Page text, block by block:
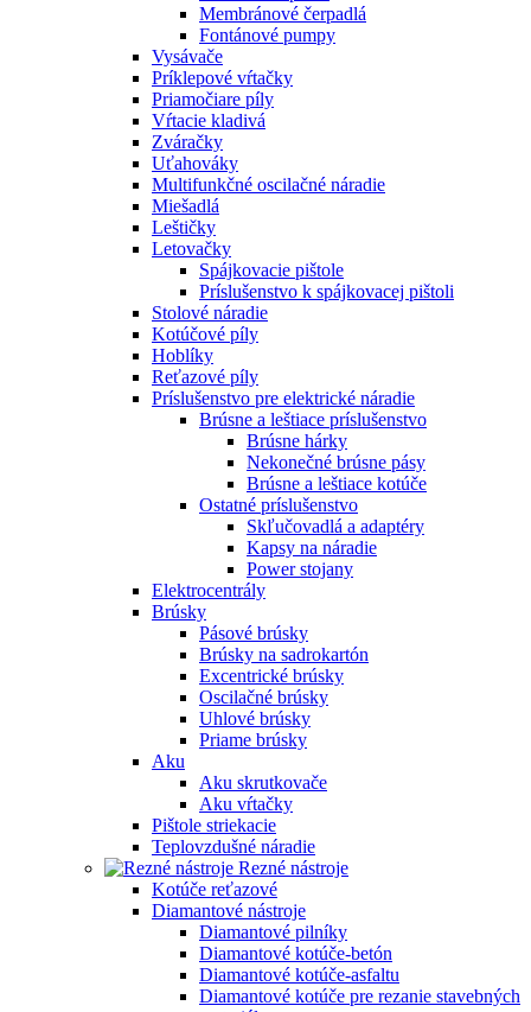
Membránové čerpadlá
Fontánové pumpy
Vysávače
Príklepové vŕtačky
Priamočiare píly
Vŕtacie kladivá
Zváračky
Uťahováky
Multifunkčné oscilačné náradie
Miešadlá
Leštičky
Letovačky
Spájkovacie pištole
Príslušenstvo k spájkovacej pištoli
Stolové náradie
Kotúčové píly
Hoblíky
Reťazové píly
Príslušenstvo pre elektrické náradie
Brúsne a leštiace príslušenstvo
Brúsne hárky
Nekonečné brúsne pásy
Brúsne a leštiace kotúče
Ostatné príslušenstvo
Skľučovadlá a adaptéry
Kapsy na náradie
Power stojany
Elektrocentrály
Brúsky
Pásové brúsky
Brúsky na sadrokartón
Excentrické brúsky
Oscilačné brúsky
Uhlové brúsky
Priame brúsky
Aku
Aku skrutkovače
Aku vŕtačky
Pištole striekacie
Teplovzdušné náradie
Rezné nástroje
Kotúče reťazové
Diamantové nástroje
Diamantové pilníky
Diamantové kotúče-betón
Diamantové kotúče-asfaltu
Diamantové kotúče pre rezanie stavebných